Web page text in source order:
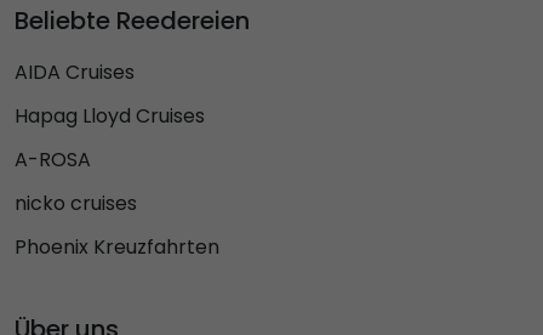
Beliebte Reedereien
AIDA Cruises
Hapag Lloyd Cruises
A-ROSA
nicko cruises
Phoenix Kreuzfahrten